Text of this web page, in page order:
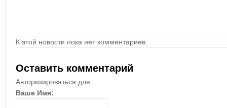
К этой новости пока нет комментариев.
Оставить комментарий
Авторизироваться для
Ваше Имя: